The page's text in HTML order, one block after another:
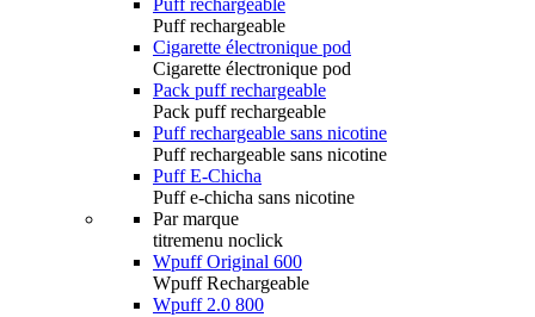
Puff rechargeable
Puff rechargeable
Cigarette électronique pod
Cigarette électronique pod
Pack puff rechargeable
Pack puff rechargeable
Puff rechargeable sans nicotine
Puff rechargeable sans nicotine
Puff E-Chicha
Puff e-chicha sans nicotine
Par marque
titremenu noclick
Wpuff Original 600
Wpuff Rechargeable
Wpuff 2.0 800